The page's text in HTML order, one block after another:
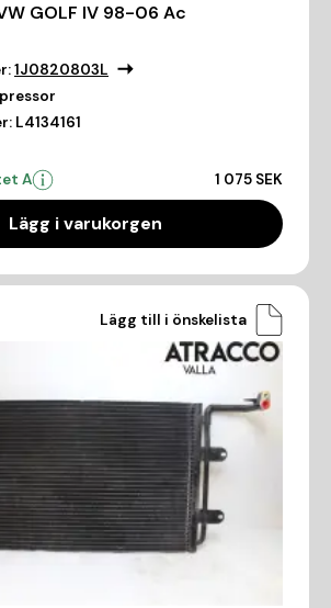
GOLF IV 98-06 Ac
1J0820803L
L4134161
A 1 075 SEK
Lägg i varukorgen
Lägg till i önskelista